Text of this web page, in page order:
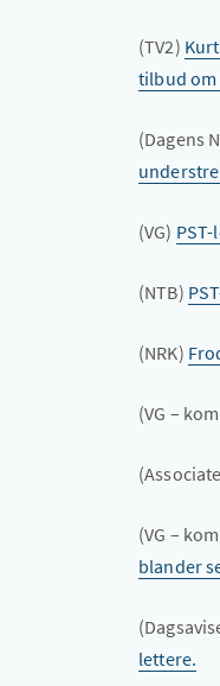
(TV2)
tilbud om
(Dagens
(VG)
(NTB)
(NRK)
(VG –
(VG –
blander
lettere.